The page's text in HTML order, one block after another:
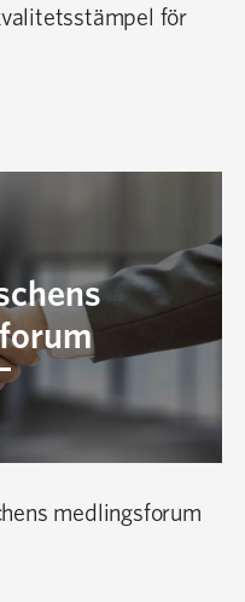
för
medlingsforum